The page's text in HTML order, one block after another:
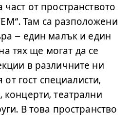
от пространството
Там са разположени
– един малък и един
тях ще могат да се
в различните ни
гост специалисти,
концерти, театрални
В това пространство